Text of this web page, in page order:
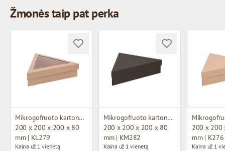
Žmonės taip pat perka
Mikrogofruoto kartono dėžutė
200 x 200 x 200 x 80
mm | KL279
Kaina už 1 vienetą
Mikrogofruoto kartono dėžutė
200 x 200 x 200 x 80
mm | KM282
Kaina už 1 vienetą
200 x 200
mm | K276
Kaina už 1